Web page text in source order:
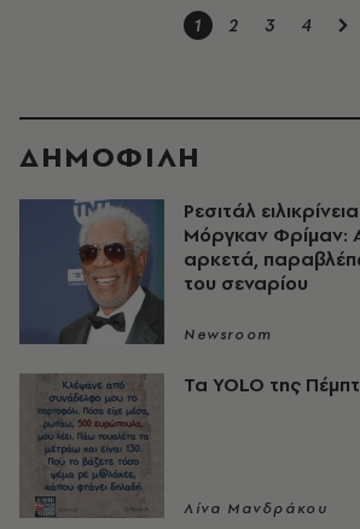
1 2 3 4
ΔΗΜΟΦΙΛΗ
Ρεσιτάλ
Μόργκαν Φρίμαν:
αρκετά,
του σεναρίου
Newsroom
Τα YOLO της
Λίνα Μανδράκου